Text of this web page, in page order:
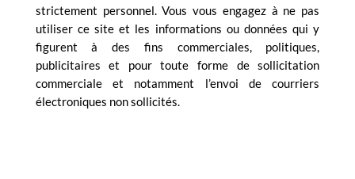
strictement personnel. Vous vous engagez à ne pas
utiliser ce site et les informations ou données qui y
figurent à des fins commerciales, politiques,
publicitaires et pour toute forme de sollicitation
commerciale et notamment l’envoi de courriers
électroniques non sollicités.